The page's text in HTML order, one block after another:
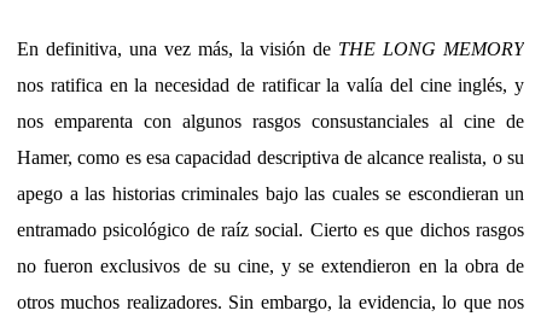
En definitiva, una vez más, la visión de THE LONG MEMORY
nos ratifica en la necesidad de ratificar la valía del cine inglés, y
nos emparenta con algunos rasgos consustanciales al cine de
Hamer, como es esa capacidad descriptiva de alcance realista, o su
apego a las historias criminales bajo las cuales se escondieran un
entramado psicológico de raíz social. Cierto es que dichos rasgos
no fueron exclusivos de su cine, y se extendieron en la obra de
otros muchos realizadores. Sin embargo, la evidencia, lo que nos